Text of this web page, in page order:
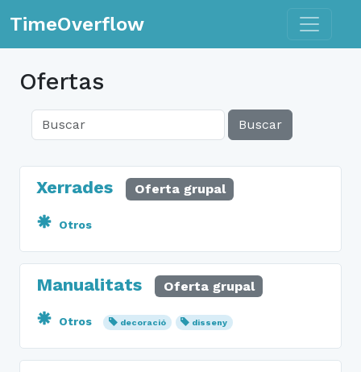
TimeOverflow Toggle
Ofertas
Buscar
Xerrades Oferta grupal
Otros
Manualitats Oferta grupal
Otros decoració disseny